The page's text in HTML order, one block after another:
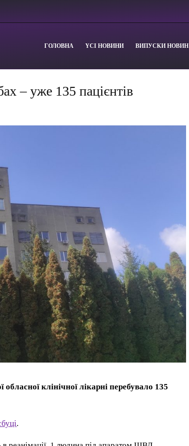
ГОЛОВНА YСІ НОВИНИ ВИПУСКИ НОВИН
– уже 135 пацієнтів
клінічної лікарні перебувало 135
.